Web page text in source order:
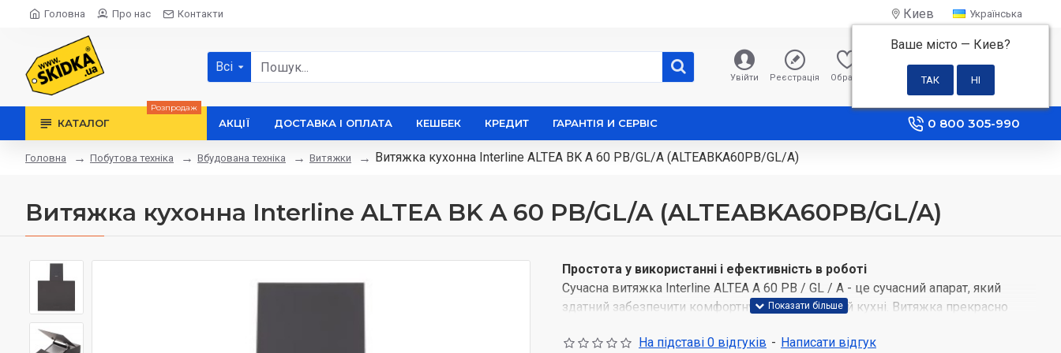
Головна Про нас Контакти Киев
Ваше місто — Киев?
Українська
Всі
Увійти Реєстрація Обране Порівняння
0 грн
КАТАЛОГ
Розпродаж
АКЦІЇ ДОСТАВКА І ОПЛАТА КЕШБЕК КРЕДИТ ГАРАНТІЯ И СЕРВІС 0 800 305-990
Головна Побутова техніка Вбудована техніка Витяжки Витяжка кухонна Interline ALTEA BK A 60 PB/GL/A (ALTEABKA60PB/GL/A)
Витяжка кухонна Interline ALTEA BK A 60 PB/GL/A (ALTEABKA60PB/GL/A)
Простота у використанні і ефективність в роботі
Сучасна витяжка Interline ALTEA A 60 PB / GL / A - це сучасний апарат, який
здатний забезпечити комфортну роботу на вашій кухні. Витяжка прекрасно
зручному кнопковому управління користувач зможе легко виробляти
На підставі 0 відгуків - Написати відгук